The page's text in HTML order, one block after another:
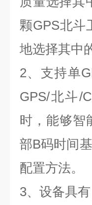
颗GPS北斗
地选择其中
2、支持单
GPS/北斗/
时，能够智
部B码时间
配置方法。
3、设备具